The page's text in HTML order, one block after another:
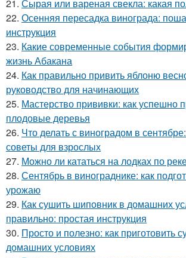
21. Сырая или вареная свекла: какая
22. Осенняя пересадка винограда:
инструкция
23. Какие современные события
жизнь Абакана
24. Как правильно привить яблоню
руководство для начинающих
25. Мастерство прививки: как успешно
плодовые деревья
26. Что делать с виноградом в
советы для взрослых
27. Можно ли кататься на лодках по
28. Сентябрь в винограднике: как
урожаю
29. Как сушить шиповник в домашних
правильно: простая инструкция
30. Просто и полезно: как приготовить
домашних условиях